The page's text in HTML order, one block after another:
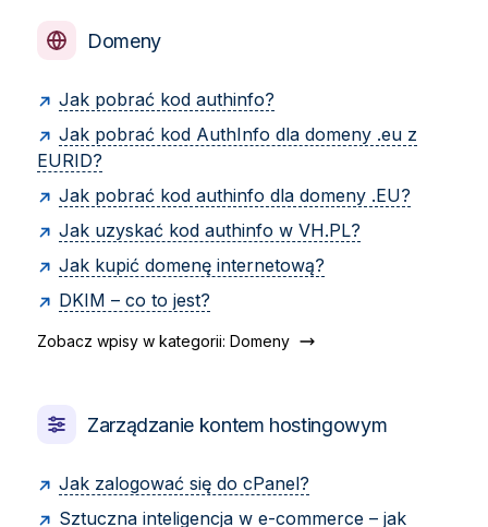
Domeny
Jak pobrać kod authinfo?
Jak pobrać kod AuthInfo dla domeny .eu z
EURID?
Jak pobrać kod authinfo dla domeny .EU?
Jak uzyskać kod authinfo w VH.PL?
Jak kupić domenę internetową?
DKIM – co to jest?
Zobacz wpisy w kategorii: Domeny
Zarządzanie kontem hostingowym
Jak zalogować się do cPanel?
Sztuczna inteligencja w e-commerce – jak